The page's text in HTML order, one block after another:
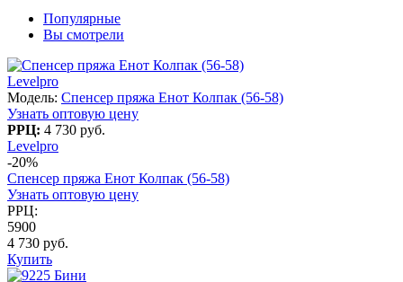
Популярные
Вы смотрели
Levelpro
Модель: Спенсер пряжа Енот Колпак (56-58)
Узнать оптовую цену
РРЦ: 4 730 руб.
Levelpro
-20%
Спенсер пряжа Енот Колпак (56-58)
Узнать оптовую цену
РРЦ:
5900
4 730 руб.
Купить